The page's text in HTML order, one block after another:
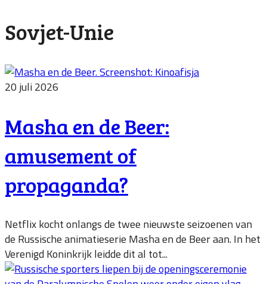
Sovjet-Unie
20 juli 2026
Masha en de Beer:
amusement of
propaganda?
Netflix kocht onlangs de twee nieuwste seizoenen van
de Russische animatieserie Masha en de Beer aan. In het
Verenigd Koninkrijk leidde dit al tot...